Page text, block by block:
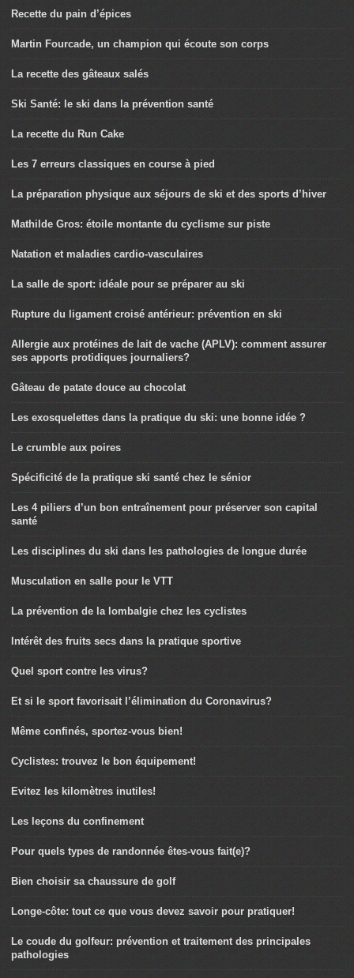
Recette du pain d’épices
Martin Fourcade, un champion qui écoute son corps
La recette des gâteaux salés
Ski Santé: le ski dans la prévention santé
La recette du Run Cake
Les 7 erreurs classiques en course à pied
La préparation physique aux séjours de ski et des sports d’hiver
Mathilde Gros: étoile montante du cyclisme sur piste
Natation et maladies cardio-vasculaires
La salle de sport: idéale pour se préparer au ski
Rupture du ligament croisé antérieur: prévention en ski
Allergie aux protéines de lait de vache (APLV): comment assurer
ses apports protidiques journaliers?
Gâteau de patate douce au chocolat
Les exosquelettes dans la pratique du ski: une bonne idée ?
Le crumble aux poires
Spécificité de la pratique ski santé chez le sénior
Les 4 piliers d’un bon entraînement pour préserver son capital
santé
Les disciplines du ski dans les pathologies de longue durée
Musculation en salle pour le VTT
La prévention de la lombalgie chez les cyclistes
Intérêt des fruits secs dans la pratique sportive
Quel sport contre les virus?
Et si le sport favorisait l’élimination du Coronavirus?
Même confinés, sportez-vous bien!
Cyclistes: trouvez le bon équipement!
Evitez les kilomètres inutiles!
Les leçons du confinement
Pour quels types de randonnée êtes-vous fait(e)?
Bien choisir sa chaussure de golf
Longe-côte: tout ce que vous devez savoir pour pratiquer!
Le coude du golfeur: prévention et traitement des principales
pathologies